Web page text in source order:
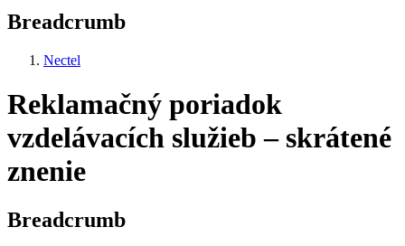
Breadcrumb
Nectel
Reklamačný poriadok
vzdelávacích služieb – skrátené
znenie
Breadcrumb